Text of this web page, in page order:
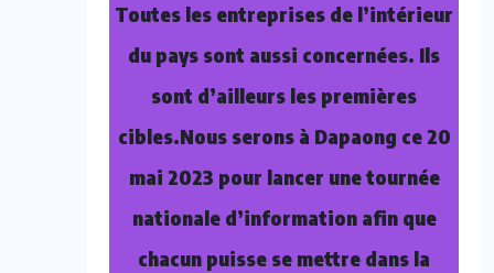
Toutes les entreprises de l’intérieur
du pays sont aussi concernées. Ils
sont d’ailleurs les premières
cibles.Nous serons à Dapaong ce 20
mai 2023 pour lancer une tournée
nationale d’information afin que
chacun puisse se mettre dans la